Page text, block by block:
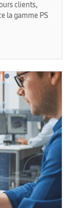
clients,
la gamme PS